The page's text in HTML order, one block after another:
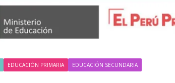
EDUCACIÓN PRIMARIA
EDUCACIÓN SECUNDARIA